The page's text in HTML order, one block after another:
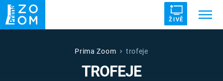
ŽIVĚ
UFO DRUHÁ SVĚTOVÁ VÁLKA
VETŘELCI DÁVNOVĚKU
Prima Zoom trofeje
TROFEJE